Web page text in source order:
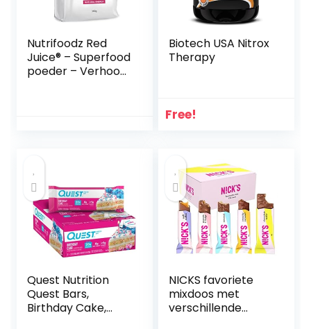
Nutrifoodz Red
Juice® – Superfood
poeder – Verhoog
Biotech USA Nitrox
Therapy
Free!
Quest Nutrition
Quest Bars,
Birthday Cake,
NICKS favoriete
mixdoos met
verschillende